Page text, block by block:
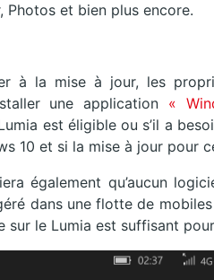
Photos et bien plus encore.
à la mise à jour, les
une application «
est éligible ou s’il a
10 et si la mise à jour pour
également qu’aucun
dans une flotte de
sur le Lumia est suffisant